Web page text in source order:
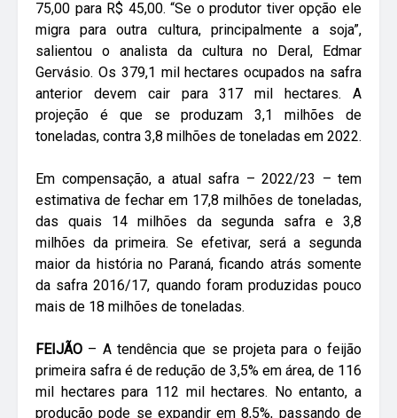
75,00 para R$ 45,00. “Se o produtor tiver opção ele
migra para outra cultura, principalmente a soja”,
salientou o analista da cultura no Deral, Edmar
Gervásio. Os 379,1 mil hectares ocupados na safra
anterior devem cair para 317 mil hectares. A
projeção é que se produzam 3,1 milhões de
toneladas, contra 3,8 milhões de toneladas em 2022.
Em compensação, a atual safra – 2022/23 – tem
estimativa de fechar em 17,8 milhões de toneladas,
das quais 14 milhões da segunda safra e 3,8
milhões da primeira. Se efetivar, será a segunda
maior da história no Paraná, ficando atrás somente
da safra 2016/17, quando foram produzidas pouco
mais de 18 milhões de toneladas.
FEIJÃO – A tendência que se projeta para o feijão
primeira safra é de redução de 3,5% em área, de 116
mil hectares para 112 mil hectares. No entanto, a
produção pode se expandir em 8,5%, passando de